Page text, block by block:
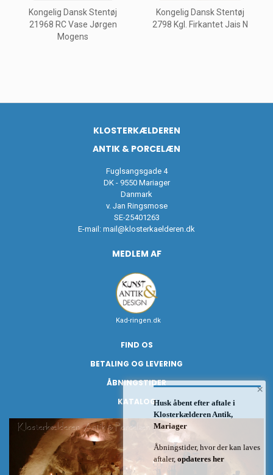
Kongelig Dansk Stentøj
21968 RC Vase Jørgen
Mogens
Kongelig Dansk Stentøj
2798 Kgl. Firkantet Jais N
KLOSTERKÆLDEREN
ANTIK & PORCELÆN
Fuglsangsgade 4
DK - 9550 Mariager
Danmark
v. Jan Ringsmose
SE-25401263
E-mail: mail@klosterkaelderen.dk
MEDLEM AF
Kad-ringen.dk
FIND OS
BETALING OG LEVERING
ÅBNINGSTIDER
KATALOG
×
Husk åbent efter aftale i
Klosterkælderen Antik,
Mariager
Åbningstider, hvor der kan laves
aftaler, opdateres her